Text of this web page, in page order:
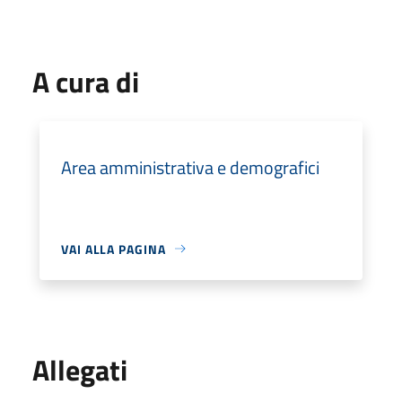
A cura di
Area amministrativa e demografici
VAI ALLA PAGINA
Allegati